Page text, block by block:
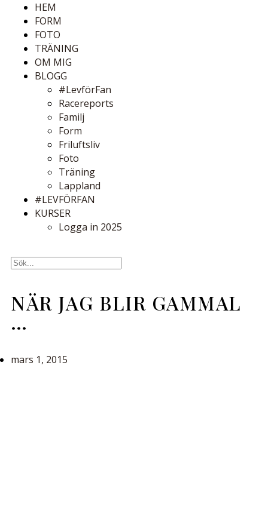
HEM
FORM
FOTO
TRÄNING
OM MIG
BLOGG
#LevförFan
Racereports
Familj
Form
Friluftsliv
Foto
Träning
Lappland
#LEVFÖRFAN
KURSER
Logga in 2025
NÄR JAG BLIR GAMMAL
…
mars 1, 2015